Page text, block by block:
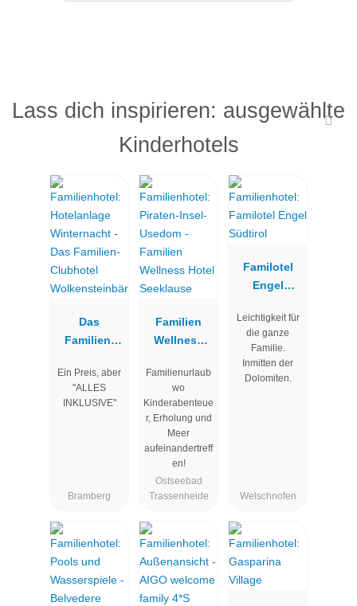
Lass dich inspirieren: ausgewählte
Kinderhotels
Das
Familien-
Wolkenstein
bär
Ein Preis, aber
"ALLES
INKLUSIVE"
Bramberg
Familien
Wellness
Seeklause
Familienurlaub
wo
Kinderabenteue
r, Erholung und
Meer
aufeinandertreff
en!
Ostseebad
Trassenheide
Familotel
Engel
Leichtigkeit für
die ganze
Familie.
Inmitten der
Dolomiten.
Welschnofen